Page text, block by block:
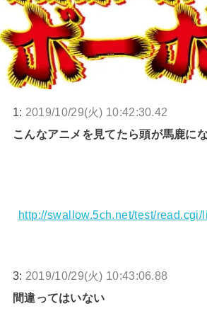
1: 2019/10/29(火) 10:42:30.42
こんなアニメを見てたら頭が馬鹿に
http://swallow.5ch.net/test/
3: 2019/10/29(火) 10:43:06.88
間違ってはいない